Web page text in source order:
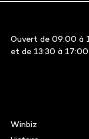
Ouvert de 09:00 à
et de 13:30 à 17:00
Winbiz